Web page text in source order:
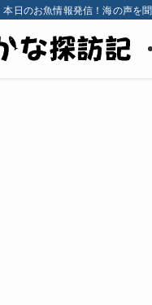
日のお魚情報発信！海の声を